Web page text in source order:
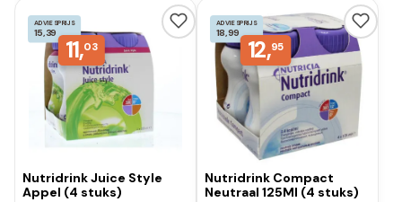
ADVIESPRIJS
15,39
11,03
Nutridrink Juice Style
Appel (4 stuks)
ADVIESPRIJS
18,99
12,95
Nutridrink Compact
Neutraal 125Ml (4 stuks)